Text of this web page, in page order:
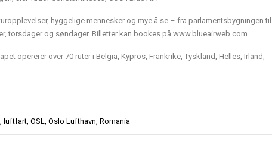
hyggelige mennesker og mye å se – fra parlamentsbygningen til
torsdager og søndager. Billetter kan bookes på www.blueairweb.com
opererer over 70 ruter i Belgia, Kypros, Frankrike, Tyskland, Helles, Irland,
luftfart OSL Oslo Lufthavn Romania